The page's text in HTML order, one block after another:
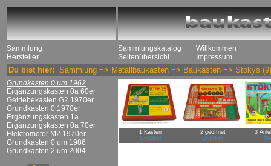
Sammlung
Hersteller
Sammlungskatalog
Seitenübersicht
Willkommen
Impressum
Du bist hier: Sammlung => Metallbaukasten => Baukästen => Stokys (9)
Grundkasten 0 um 1962
Ergänzungskasten 0a 60er
Getriebekasten G2 1970er
Grundkasten 0 1970er
Ergänzungskasten 1a
Ergänzungskasten 0a 70er
Elektromotor M2 1970er
Grundkasten 0 um 1986
Grundkasten 2 um 2004
1 Kasten
Großbild
2 geöffnet
Großbild
3